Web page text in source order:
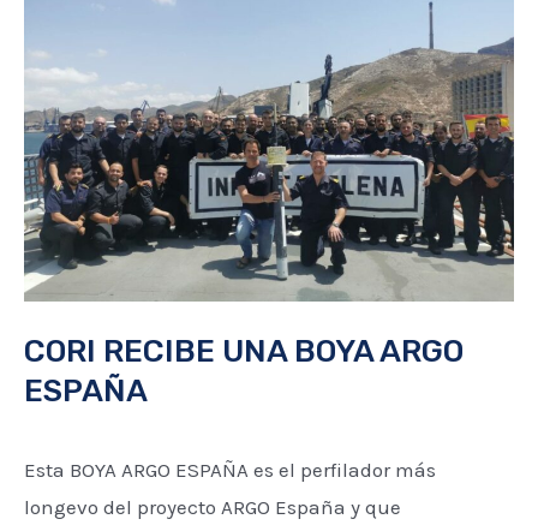
CORI RECIBE UNA BOYA ARGO
ESPAÑA
Esta BOYA ARGO ESPAÑA es el perfilador más
longevo del proyecto ARGO España y que
BOYA
ESPAÑA